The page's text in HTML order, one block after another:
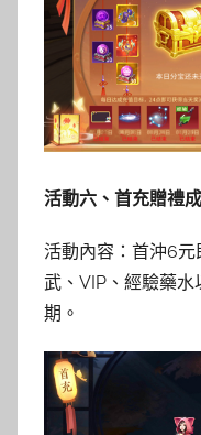
活動六、首充贈禮
活動內容：首沖6
武、VIP、經驗藥
期。